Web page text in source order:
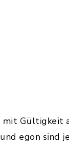
mit Gültigkeit
egon sind